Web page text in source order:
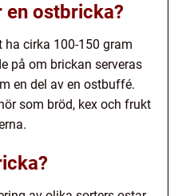
en ostbricka?
ha cirka 100-150 gram
på om brickan serveras
en del av en ostbuffé.
som bröd, kex och frukt